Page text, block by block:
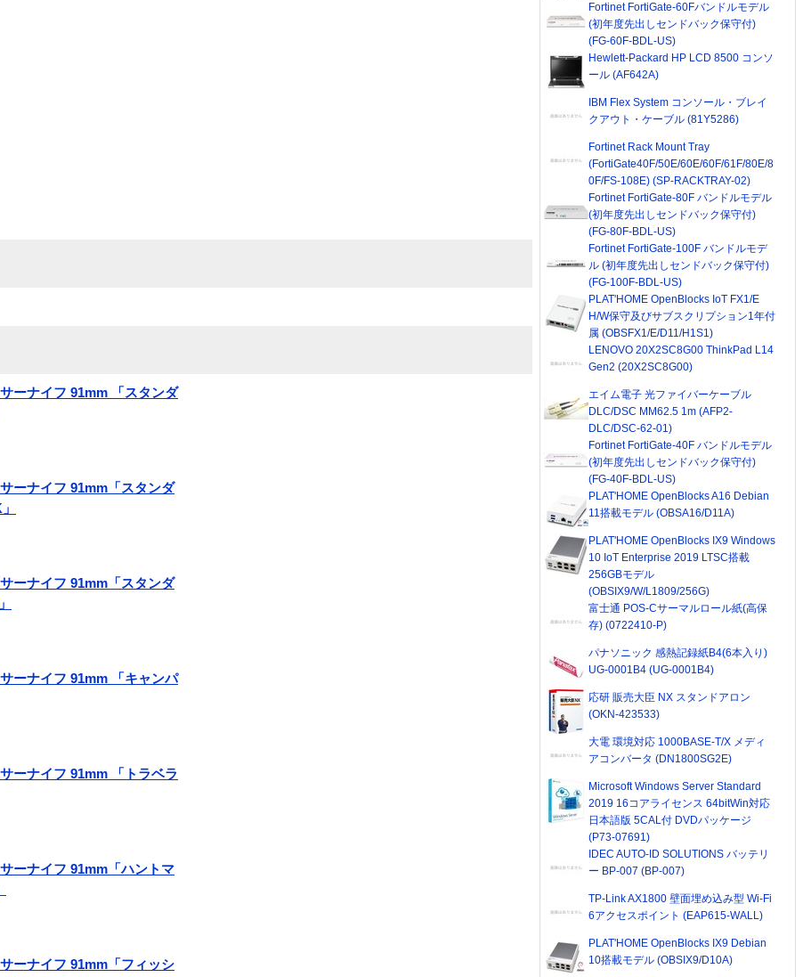
ーナイフ 91mm 「スタンダ
ーナイフ 91mm「スタンダ
ーナイフ 91mm「スタンダ
ーナイフ 91mm 「キャンパ
ーナイフ 91mm 「トラベラ
ーナイフ 91mm「ハントマ
ーナイフ 91mm「フィッシ
Fortinet FortiGate-60Fバンドルモデル
(初年度先出しセンドバック保守付)
(FG-60F-BDL-US)
Hewlett-Packard HP LCD 8500 コンソ
ール (AF642A)
IBM Flex System コンソール・ブレイ
クアウト・ケーブル (81Y5286)
Fortinet Rack Mount Tray
(FortiGate40F/50E/60E/60F/61F/80E/8
0F/FS-108E) (SP-RACKTRAY-02)
Fortinet FortiGate-80F バンドルモデル
(初年度先出しセンドバック保守付)
(FG-80F-BDL-US)
Fortinet FortiGate-100F バンドルモデ
ル (初年度先出しセンドバック保守付)
(FG-100F-BDL-US)
PLAT'HOME OpenBlocks IoT FX1/E
H/W保守及びサブスクリプション1年付
属 (OBSFX1/E/D11/H1S1)
LENOVO 20X2SC8G00 ThinkPad L14
Gen2 (20X2SC8G00)
エイム電子 光ファイバーケーブル
DLC/DSC MM62.5 1m (AFP2-
DLC/DSC-62-01)
Fortinet FortiGate-40F バンドルモデル
(初年度先出しセンドバック保守付)
(FG-40F-BDL-US)
PLAT'HOME OpenBlocks A16 Debian
11搭載モデル (OBSA16/D11A)
PLAT'HOME OpenBlocks IX9 Windows
10 IoT Enterprise 2019 LTSC搭載
256GBモデル
(OBSIX9/W/L1809/256G)
富士通 POS-Cサーマルロール紙(高保
存) (0722410-P)
パナソニック 感熱記録紙B4(6本入り)
UG-0001B4 (UG-0001B4)
応研 販売大臣 NX スタンドアロン
(OKN-423533)
大電 環境対応 1000BASE-T/X メディ
アコンバータ (DN1800SG2E)
Microsoft Windows Server Standard
2019 16コアライセンス 64bitWin対応
日本語版 5CAL付 DVDパッケージ
(P73-07691)
IDEC AUTO-ID SOLUTIONS バッテリ
ー BP-007 (BP-007)
TP-Link AX1800 壁面埋め込み型 Wi-Fi
6アクセスポイント (EAP615-WALL)
PLAT'HOME OpenBlocks IX9 Debian
10搭載モデル (OBSIX9/D10A)